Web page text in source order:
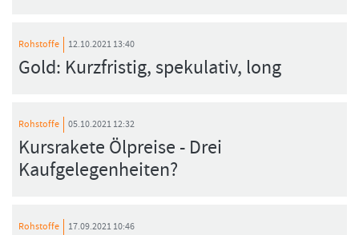
Rohstoffe 12.10.2021 13:40
Gold: Kurzfristig, spekulativ, long
Rohstoffe 05.10.2021 12:32
Kursrakete Ölpreise - Drei
Kaufgelegenheiten?
Rohstoffe 17.09.2021 10:46